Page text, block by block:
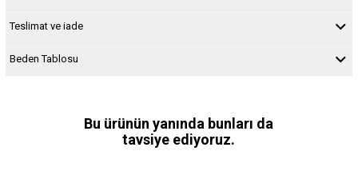
Teslimat ve iade
Beden Tablosu
Bu ürünün yanında bunları da
tavsiye ediyoruz.